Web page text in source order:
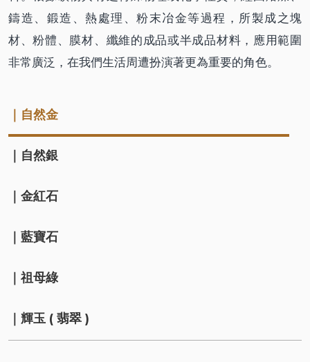
鑄造、鍛造、熱處理、粉末冶金等過程，所製成之塊
材、粉體、膜材、纖維的成品或半成品材料，應用範圍
非常廣泛，在我們生活周遭扮演著更為重要的角色。
｜自然金
｜自然銀
｜金紅石
｜藍寶石
｜祖母綠
｜輝玉 ( 翡翠 )